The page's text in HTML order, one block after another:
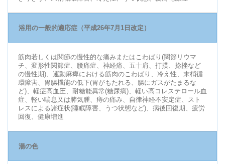
浴用の一般的適応症（平成26年7月1日改定）
筋肉若しくは関節の慢性的な痛みまたはこわばり(関節リウマ
チ、変形性関節症、腰痛症、神経痛、五十肩、打撲、捻挫など
の慢性期)、運動麻痺における筋肉のこわばり、冷え性、末梢循
環障害、胃腸機能の低下(胃がもたれる、腸にガスがたまるな
ど)、軽症高血圧、耐糖能異常(糖尿病)、軽い高コレステロール血
症、軽い喘息又は肺気腫、痔の痛み、自律神経不安定症、スト
レスによる諸症状(睡眠障害、うつ状態など)、病後回復期、疲労
回復、健康増進
湯の色